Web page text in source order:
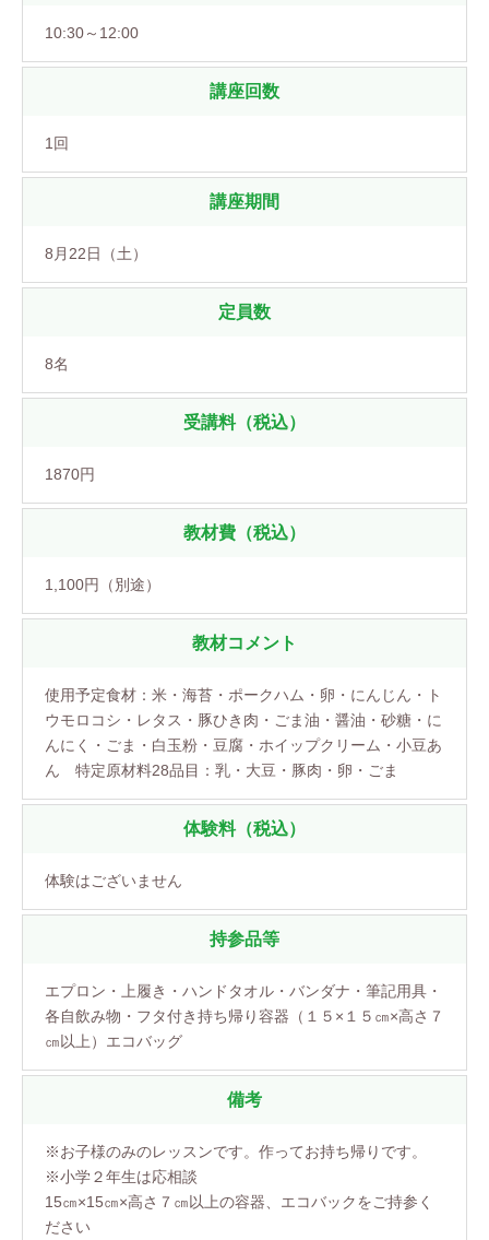
10:30～12:00
講座回数
1回
講座期間
8月22日（土）
定員数
8名
受講料（税込）
1870円
教材費（税込）
1,100円（別途）
教材コメント
使用予定食材：米・海苔・ポークハム・卵・にんじん・ト
ウモロコシ・レタス・豚ひき肉・ごま油・醤油・砂糖・に
んにく・ごま・白玉粉・豆腐・ホイップクリーム・小豆あ
ん 特定原材料28品目：乳・大豆・豚肉・卵・ごま
体験料（税込）
体験はございません
持参品等
エプロン・上履き・ハンドタオル・バンダナ・筆記用具・
各自飲み物・フタ付き持ち帰り容器（１５×１５㎝×高さ７
㎝以上）エコバッグ
備考
※お子様のみのレッスンです。作ってお持ち帰りです。
※小学２年生は応相談
15㎝×15㎝×高さ７㎝以上の容器、エコバックをご持参く
ださい